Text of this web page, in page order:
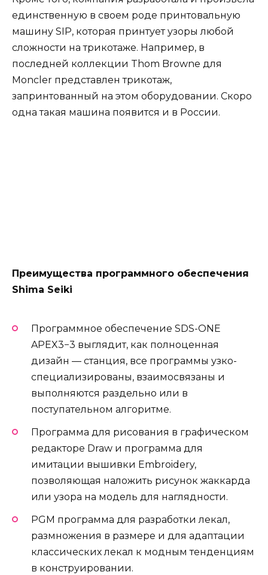
единственную в своем роде принтовальную
машину SIP, которая принтует узоры любой
сложности на трикотаже. Например, в
последней коллекции Thom Browne для
Moncler представлен трикотаж,
запринтованный на этом оборудовании. Скоро
одна такая машина появится и в России.
Преимущества программного обеспечения
Shima Seiki
Программное обеспечение SDS-ONE
APEX3−3 выглядит, как полноценная
дизайн — станция, все программы узко-
специализированы, взаимосвязаны и
выполняются раздельно или в
поступательном алгоритме.
Программа для рисования в графическом
редакторе Draw и программа для
имитации вышивки Embroidery,
позволяющая наложить рисунок жаккарда
или узора на модель для наглядности.
PGM программа для разработки лекал,
размножения в размере и для адаптации
классических лекал к модным тенденциям
в конструировании.